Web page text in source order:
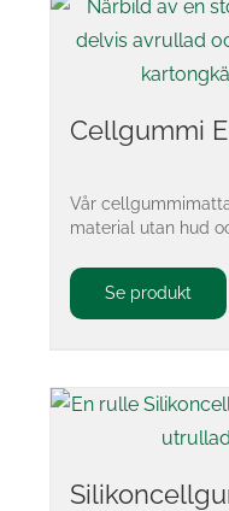
Cellgummi
Vår
material utan hud
Se produkt